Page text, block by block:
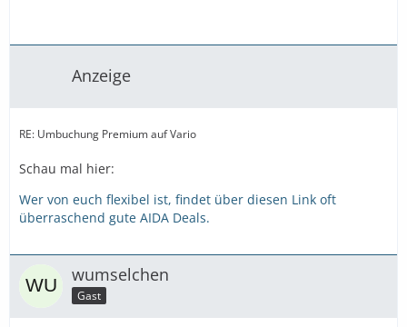
Anzeige
RE: Umbuchung Premium auf Vario
Schau mal hier:
Wer von euch flexibel ist, findet über diesen Link oft
überraschend gute AIDA Deals.
wumselchen
Gast